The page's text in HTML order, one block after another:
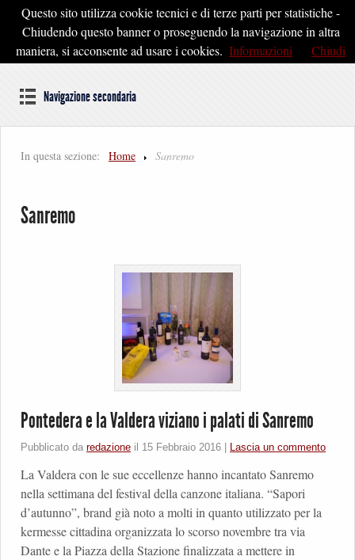
Pontedera2020
Dal cuore della Toscana un'idea di Futuro
Navigazione secondaria
In questa sezione: Home Sanremo
Sanremo
Pontedera e la Valdera viziano i palati di Sanremo
Pubblicato da redazione il 15 Febbraio 2016 Lascia un commento
La Valdera con le sue eccellenze hanno incantato Sanremo
nella settimana del festival della canzone italiana. “Sapori
d’autunno”, brand già noto a molti in quanto utilizzato per la
kermesse cittadina organizzata lo scorso novembre tra via
Dante e la Piazza della Stazione finalizzata a mettere in
Questo sito utilizza cookie tecnici e di terze parti per statistiche -
Chiudendo questo banner o proseguendo la navigazione in altra
maniera, si acconsente ad usare i cookies. Informazioni Chiudi